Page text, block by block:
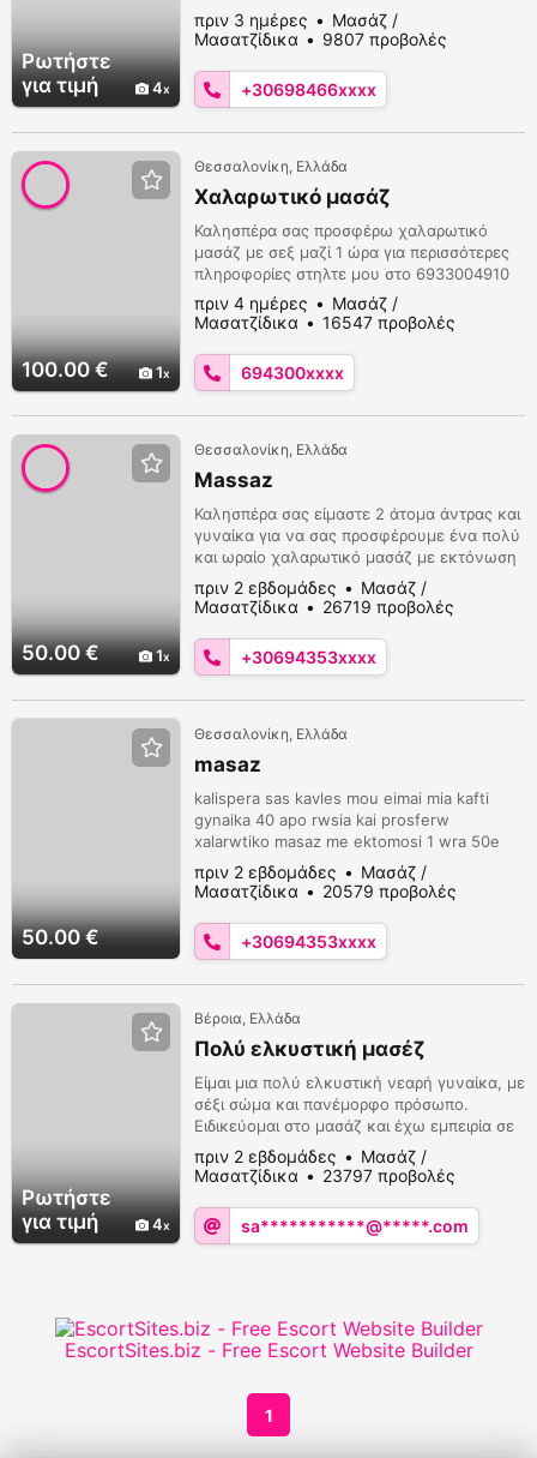
Ρωτήστε
για τιμή
4
ποιοτικό καυτό, αυταρχικά προγράμματα,
αφέντρα, στραπόν. Το δωράκι μου προσιτό
από 50€, έχω χώρο στο κέντρο της
Θεσσαλονίκης με άφθονο παρκάρισμα και
στάση λεωφορείων. Κάλεσε τώρα στο
πριν 3 ημέρες
Μασάζ /
Μασατζίδικα
9807 προβολές
+30698466xxxx
100.00 € 1
Θεσσαλονίκη, Ελλάδα
Χαλαρωτικό μασάζ
Καλησπέρα σας προσφέρω χαλαρωτικό
μασάζ με σεξ μαζί 1 ώρα για περισσότερες
πληροφορίες στηλτε μου στο 6933004910
πριν 4 ημέρες
Μασάζ /
Μασατζίδικα
16547 προβολές
694300xxxx
50.00 € 1
Θεσσαλονίκη, Ελλάδα
Massaz
Καλησπέρα σας είμαστε 2 άτομα άντρας και
γυναίκα για να σας προσφέρουμε ένα πολύ
και ωραίο χαλαρωτικό μασάζ με εκτόνωση
για περισσότερες πληροφορίες καλέστε μας
στο 6943532014 ι στο 6948051253
απαντάει μόνο ο άντρας ευχαριστούμε
πριν 2 εβδομάδες
Μασάζ /
Μασατζίδικα
26719 προβολές
+30694353xxxx
50.00 €
Θεσσαλονίκη, Ελλάδα
masaz
kalispera sas kavles mou eimai mia kafti
gynaika 40 apo rwsia kai prosferw
xalarwtiko masaz me ektomosi 1 wra 50e
sto diakritiko mou xwro kalesteme sto til
6943532014 apadai o odigos mou sas
perimenwwww
πριν 2 εβδομάδες
Μασάζ /
Μασατζίδικα
20579 προβολές
+30694353xxxx
Ρωτήστε
για τιμή
4
Βέροια, Ελλάδα
Πολύ ελκυστική μασέζ
Είμαι μια πολύ ελκυστική νεαρή γυναίκα, με
σέξι σώμα και πανέμορφο πρόσωπο.
Ειδικεύομαι στο μασάζ και έχω εμπειρία σε
πολλούς τομείς, ώστε να σου προσφέρω
μοναδικές στιγμές. Σε υποδέχομαι σε έναν
ζεστό και άνετο χώρο, ιδανικό για να
ξεφύγεις από το άγχος της
καθημερινότητας, και μπορώ επίσης να
πριν 2 εβδομάδες
Μασάζ /
Μασατζίδικα
23797 προβολές
sa***********@*****.com
EscortSites.biz - Free Escort Website Builder
1